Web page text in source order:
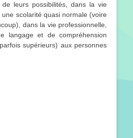
leurs possibilités, dans la vie
scolarité quasi normale (voire
dans la vie professionnelle,
langage et de compréhension
supérieurs) aux personnes